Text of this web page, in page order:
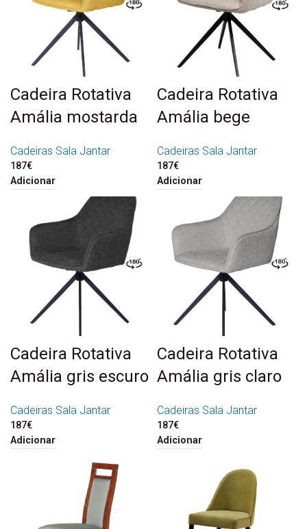
Cadeira Rotativa
Amália mostarda
Cadeiras Sala Jantar
187€
Adicionar
Cadeira Rotativa
Amália bege
Cadeiras Sala Jantar
187€
Adicionar
Cadeira Rotativa
Amália gris escuro
Cadeiras Sala Jantar
187€
Adicionar
Cadeira Rotativa
Amália gris claro
Cadeiras Sala Jantar
187€
Adicionar